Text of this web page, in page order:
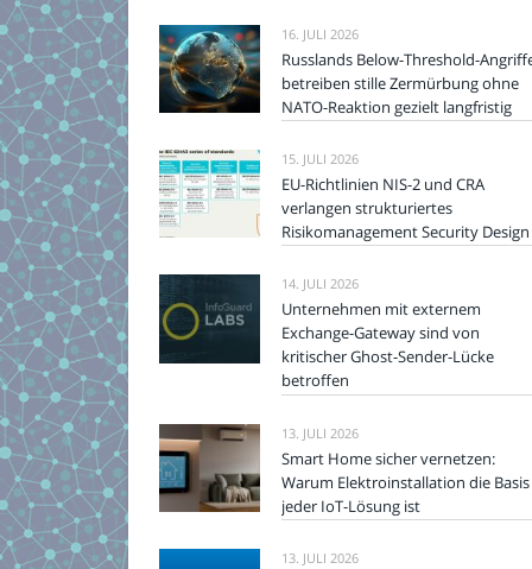
16. JULI 2026
Russlands Below-Threshold-
betreiben stille Zermürbung ohne
NATO-Reaktion gezielt langfristig
15. JULI 2026
EU-Richtlinien NIS-2 und CRA
verlangen strukturiertes
Risikomanagement Security Design
14. JULI 2026
Unternehmen mit externem
Exchange-Gateway sind von
kritischer Ghost-Sender-Lücke
betroffen
13. JULI 2026
Smart Home sicher vernetzen:
Warum Elektroinstallation die Basis
jeder IoT-Lösung ist
13. JULI 2026